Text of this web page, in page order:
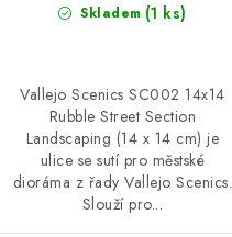
Skladem (1 ks)
Vallejo Scenics SC002 14x14
Rubble Street Section
Landscaping (14 x 14 cm) je
ulice se sutí pro městské
dioráma z řady Vallejo Scenics.
Slouží pro...